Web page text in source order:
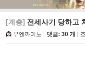
[계층] 전세사기 당하고
부엔까미노 댓글: 30 개